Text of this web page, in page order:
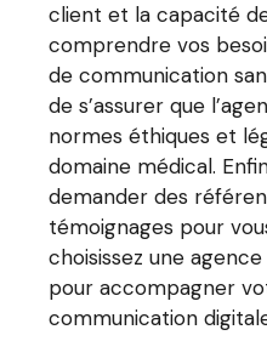
client et la capacité
comprendre vos
de communication
de s’assurer que
normes éthiques et
domaine médical.
demander des
témoignages pour
choisissez une
pour accompagner
communication